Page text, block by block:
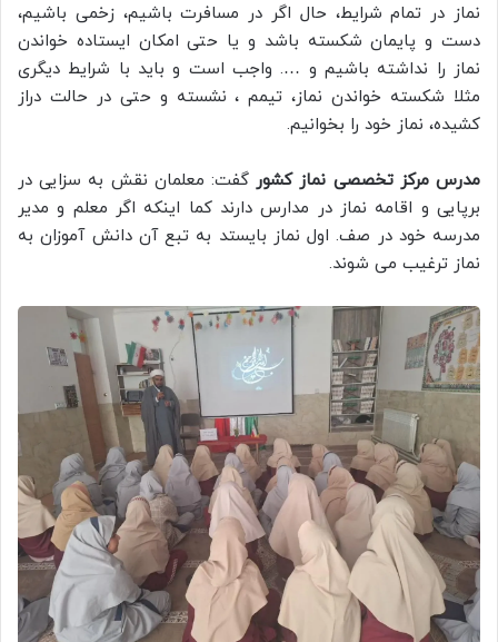
نماز در تمام شرایط، حال اگر در مسافرت باشیم، زخمی باشیم،
دست و پایمان شکسته باشد و یا حتی امکان ایستاده خواندن
نماز را نداشته باشیم و …. واجب است و باید با شرایط دیگری
مثلا شکسته خواندن نماز، تیمم ، نشسته و حتی در حالت دراز
کشیده، نماز خود را بخوانیم.
مدرس مرکز تخصصی نماز کشور گفت: معلمان نقش به سزایی در
برپایی و اقامه نماز در مدارس دارند کما اینکه اگر معلم و مدیر
مدرسه خود در صف. اول نماز بایستد به تبع آن دانش آموزان به
نماز ترغیب می شوند.